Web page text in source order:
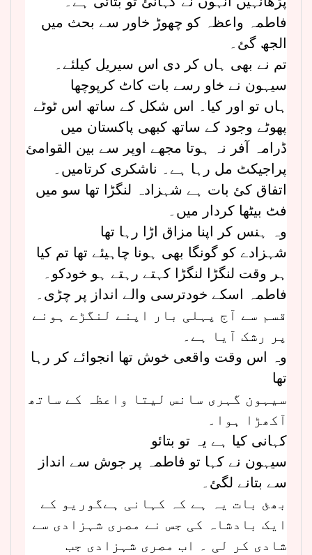
فاطمہ واعظہ کو چھوڑ خاور سے بحث میں
الجھ گئ۔
تم نے بھی ہاں کر دی اس سیریل کیلئے۔
سیہون نے خاو رسے بات کاٹ کرپوچھا
ہاں تو اور کیا۔ اس شکل کے ساتھ اس ٹوٹے
پھوٹے وجود کے ساتھ کبھی پاکستان میں
ڈرامہ آفر نہ ہوتا مجھے اوپر سے بین القوامئ
پراجیکٹ مل رہا ہے۔ ناشکری کرتامیں۔
اتفاق کئ بات ہے شہزادہ لنگڑا تھا سو میں
فٹ بیٹھا کردار میں۔
وہ ہنس کر اپنا مزاق اڑا رہا تھا
شہزادے کو گونگا بھی ہونا چاہیئے تھا تم کیا
ہر وقت لنگڑا لنگڑا کہتے رہتے ہو خودکو۔
فاطمہ اسکے خودترسی والے انداز پر چڑی۔
قسم سے آج پہلی بار اپنے لنگڑے ہونے
پر رشک آیا ہے۔
وہ اس وقت واقعی خوش تھا انجوائے کر رہا
تھا
سیہون گہری سانس لیتا واعظہ کے ساتھ
آکھڑا ہوا۔
کہانی کیا ہے یہ تو بتائو
سیہون نے کہا تو فاطمہ پر جوش سے انداز
سے بتانے لگئ۔
بھئ بات یہ ہے کہ کہانی ہےگوریو کے
ایک بادشاہ کی جس نے مصری شہزادی سے
شادی کر لی ۔ اب مصری شہزادی جب